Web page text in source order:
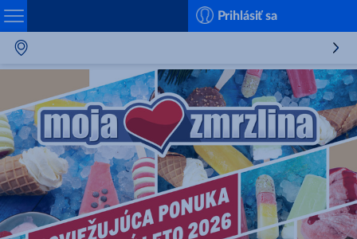
Prihlásiť sa
Search